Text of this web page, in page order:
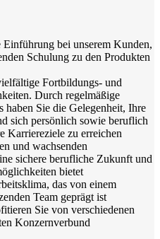
Einführung bei unserem Kunden,
Schulung zu den Produkten
Fortbildungs- und
Durch regelmäßige
haben Sie die Gelegenheit, Ihre
sich persönlich sowie beruflich
Karriereziele zu erreichen
und wachsenden
sichere berufliche Zukunft und
bietet
das von einem
Team geprägt ist
Sie von verschiedenen
Konzernverbund